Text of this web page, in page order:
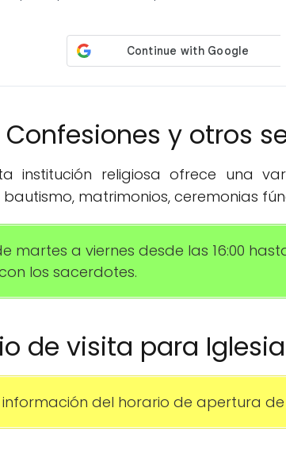
Confesiones y otros
institución religiosa ofrece una
matrimonios, ceremonias
martes a viernes desde las 16:00
los sacerdotes.
de visita para
del horario de apertura de